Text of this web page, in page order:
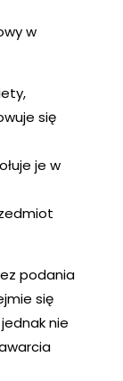
w
się
je w
podania
się
nie